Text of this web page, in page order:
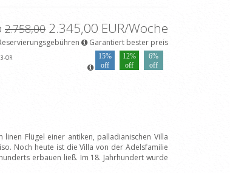
2.758,00 2.345,00 EUR/Woche
Garantiert bester preis
3-OR
15%
off
12%
off
6%
off
Flügel einer antiken, palladianischen Villa
Noch heute ist die Villa von der Adelsfamilie
erbauen ließ. Im 18. Jahrhundert wurde